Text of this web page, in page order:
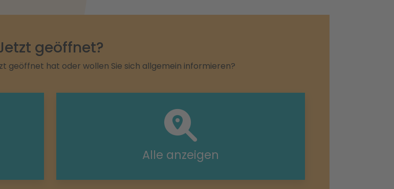
geöffnet?
geöffnet hat oder wollen Sie sich allgemein informieren?
Alle anzeigen